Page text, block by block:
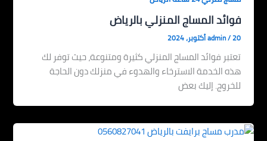
فوائد المساج المنزلي بالرياض
admin/20 أكتوبر، 2024
تعتبر فوائد المساج المنزلي كثيرة ومتنوعة، حيث توفر لك
هذه الخدمة الاسترخاء والهدوء في منزلك دون الحاجة
للخروج. إليك بعض